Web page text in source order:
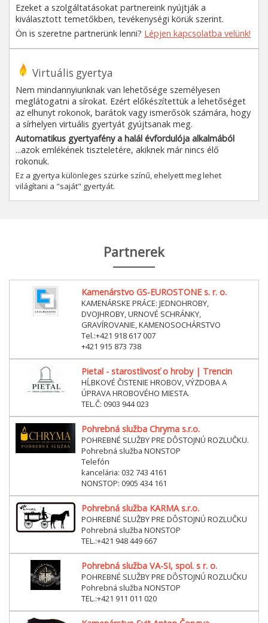
Ezeket a szolgáltatásokat partnereink nyújtják a
kiválasztott temetőkben, tevékenységi körük szerint.
Ön is szeretne partnerünk lenni? Lépjen kapcsolatba velünk!
Virtuális gyertya
Nem mindannyiunknak van lehetősége személyesen
meglátogatni a sírokat. Ezért előkészítettük a lehetőséget
az elhunyt rokonok, barátok vagy ismerősök számára, hogy
a sírhelyen virtuális gyertyát gyújtsanak meg.
Automatikus gyertyafény a halál évfordulója alkalmából
...azok emlékének tiszteletére, akiknek már nincs élő
rokonuk.
Ez a gyertya különleges szürke színű, ehelyett meg lehet
világítani a "saját" gyertyát.
Partnerek
Kamenárstvo GS-EUROSTONE s. r. o.
KAMENÁRSKE PRÁCE: JEDNOHROBY,
DVOJHROBY, URNOVÉ SCHRÁNKY,
GRAVÍROVANIE, KAMENOSOCHÁRSTVO
Tel.:+421 918 617 007
+421 915 873 738
Pietal - starostlivosť o hroby | Trencin
HĹBKOVÉ ČISTENIE HROBOV, VÝZDOBA A
ÚPRAVA HROBOVÉHO MIESTA.
TEL.Č: 0903 944 023
Pohrebná služba Chryma s.r.o.
POHREBNÉ SLUŽBY PRE DÔSTOJNÚ ROZLUČKU.
Pohrebná služba NONSTOP
Telefón
kancelária: 032 743 4161
NONSTOP: 0905 434 161
Pohrebná služba KARMA s.r.o.
POHREBNÉ SLUŽBY PRE DÔSTOJNÚ ROZLUČKU
Pohrebná služba NONSTOP
TEL.:+421 948 449 667
Pohrebná služba VA-SI, spol. s r. o.
POHREBNÉ SLUŽBY PRE DÔSTOJNÚ ROZLUČKU
Pohrebná služba NONSTOP
TEL.:+421 911 011 020